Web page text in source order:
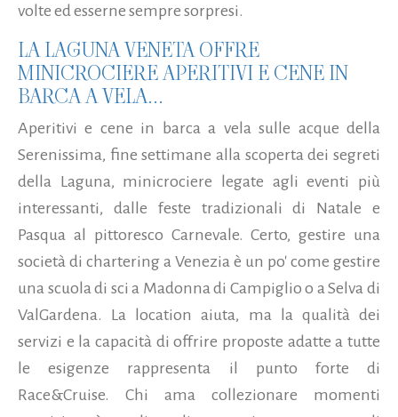
volte ed esserne sempre sorpresi.
LA LAGUNA VENETA OFFRE
MINICROCIERE APERITIVI E CENE IN
BARCA A VELA...
Aperitivi e cene in barca a vela sulle acque della
Serenissima, fine settimane alla scoperta dei segreti
della Laguna, minicrociere legate agli eventi più
interessanti, dalle feste tradizionali di Natale e
Pasqua al pittoresco Carnevale. Certo, gestire una
società di chartering a Venezia è un po' come gestire
una scuola di sci a Madonna di Campiglio o a Selva di
ValGardena. La location aiuta, ma la qualità dei
servizi e la capacità di offrire proposte adatte a tutte
le esigenze rappresenta il punto forte di
Race&Cruise. Chi ama collezionare momenti